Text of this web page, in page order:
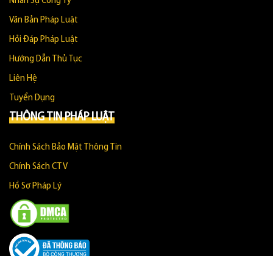
Văn Bản Pháp Luật
Hỏi Đáp Pháp Luật
Hướng Dẫn Thủ Tục
Liên Hệ
Tuyển Dụng
THÔNG TIN PHÁP LUẬT
Chính Sách Bảo Mật Thông Tin
Chính Sách CTV
Hồ Sơ Pháp Lý